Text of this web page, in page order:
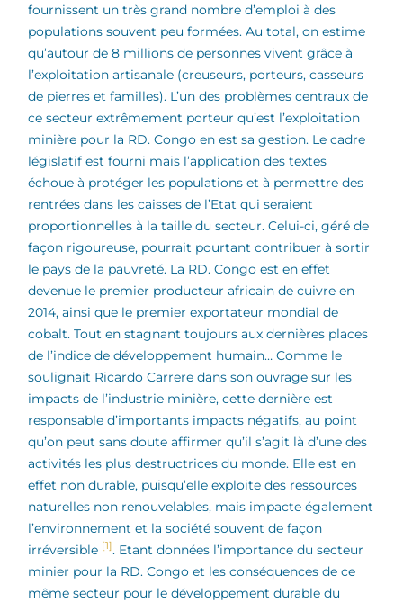
fournissent un très grand nombre d’emploi à des
populations souvent peu formées. Au total, on estime
qu’autour de 8 millions de personnes vivent grâce à
l’exploitation artisanale (creuseurs, porteurs, casseurs
de pierres et familles). L’un des problèmes centraux de
ce secteur extrêmement porteur qu’est l’exploitation
minière pour la RD. Congo en est sa gestion. Le cadre
législatif est fourni mais l’application des textes
échoue à protéger les populations et à permettre des
rentrées dans les caisses de l’Etat qui seraient
proportionnelles à la taille du secteur. Celui-ci, géré de
façon rigoureuse, pourrait pourtant contribuer à sortir
le pays de la pauvreté. La RD. Congo est en effet
devenue le premier producteur africain de cuivre en
2014, ainsi que le premier exportateur mondial de
cobalt. Tout en stagnant toujours aux dernières places
de l’indice de développement humain… Comme le
soulignait Ricardo Carrere dans son ouvrage sur les
impacts de l’industrie minière, cette dernière est
responsable d’importants impacts négatifs, au point
qu’on peut sans doute affirmer qu’il s’agit là d’une des
activités les plus destructrices du monde. Elle est en
effet non durable, puisqu’elle exploite des ressources
naturelles non renouvelables, mais impacte également
l’environnement et la société souvent de façon
irréversible [1]. Etant données l’importance du secteur
minier pour la RD. Congo et les conséquences de ce
même secteur pour le développement durable du